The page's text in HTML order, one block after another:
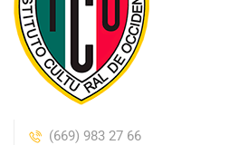
(669) 983 27 66